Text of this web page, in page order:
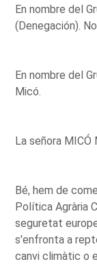
En nombre del
(Denegación).
En nombre del
Micó.
La señora MICÓ
Bé, hem de
Política Agrària
seguretat
s'enfronta a
canvi climàtic o